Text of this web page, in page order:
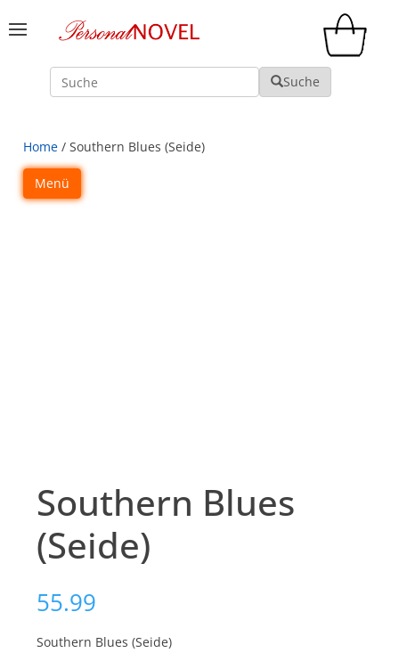
Suche Suche
Home / Southern Blues (Seide)
Menü
Southern Blues
(Seide)
55.99
Southern Blues (Seide)